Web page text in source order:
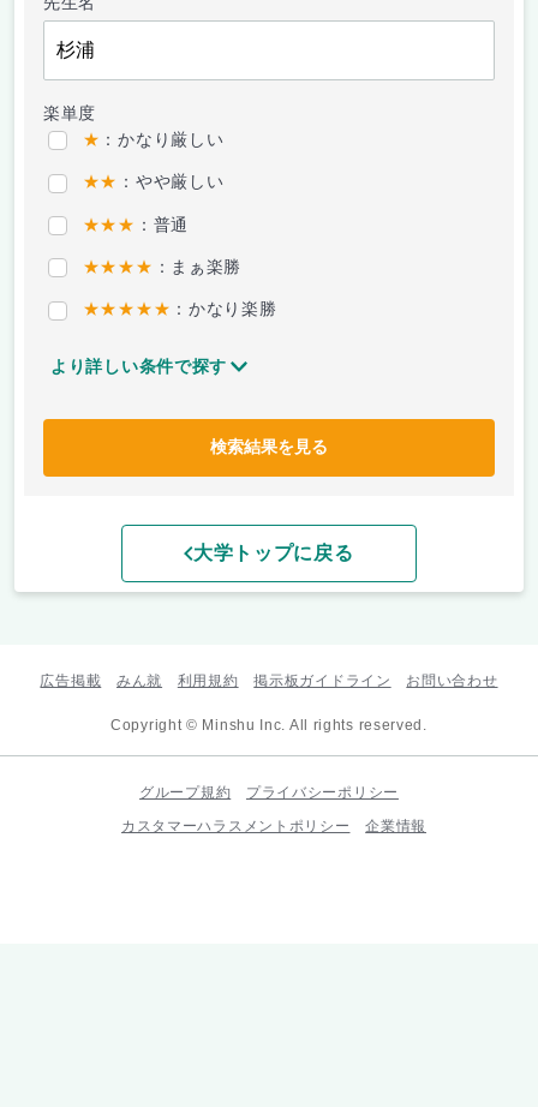
楽単度
★ ：かなり厳しい
★★ ：やや厳しい
★★★ ：普通
★★★★ ：まぁ楽勝
★★★★★ ：かなり楽勝
より詳しい条件で探す
検索結果を見る
大学トップに戻る
広告掲載 みん就 利用規約 掲示板ガイドライン お問い合わせ
Copyright © Minshu Inc. All rights reserved.
グループ規約
プライバシーポリシー
カスタマーハラスメントポリシー
企業情報